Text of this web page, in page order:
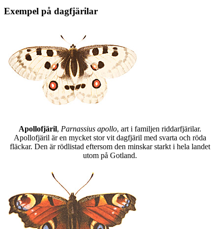
Exempel på dagfjärilar
Apollofjäril, Parnassius apollo, art i familjen riddarfjärilar.
Apollofjäril är en mycket stor vit dagfjäril med svarta och röda
fläckar. Den är rödlistad eftersom den minskar starkt i hela landet
utom på Gotland.